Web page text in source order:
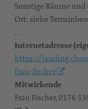
Sonstige Räume und
Ort: siehe
. .
Internetadresse
https://
frau-fischer
Mitwirkende
Frau Fischer, 0176